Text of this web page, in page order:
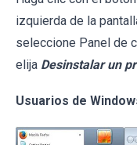
izquierda de la
seleccione Panel de
elija Desinstalar un
Usuarios de